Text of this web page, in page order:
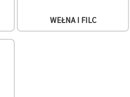
WEŁNA I FILC